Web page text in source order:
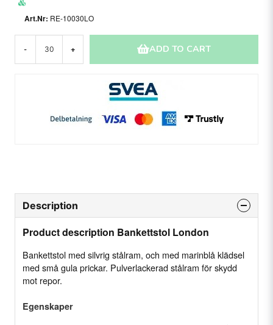
RE-10030LO
- + ADD TO CART
Description
Product description Bankettstol London
Bankettstol med silvrig stålram, och med marinblå klädsel
med små gula prickar. Pulverlackerad stålram för skydd
mot repor.
Egenskaper